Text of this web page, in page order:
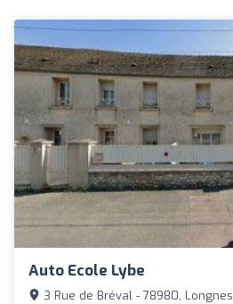
Auto Ecole Lybe
3 Rue de Bréval - 78980, Longnes